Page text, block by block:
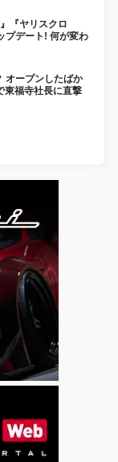
『ヤリスクロ
プデート! 何が変わ
オープンしたばか
東福寺社長に直撃